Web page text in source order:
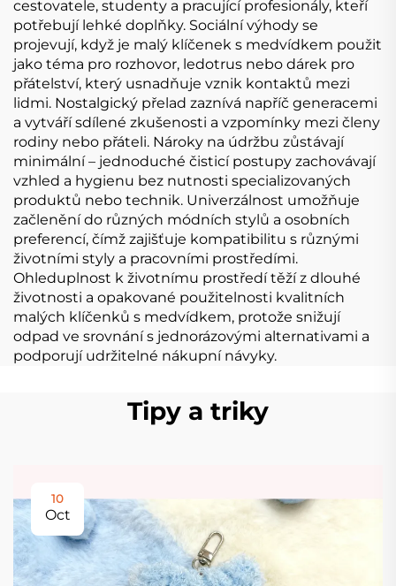
cestovatele, studenty a pracující profesionály, kteří
potřebují lehké doplňky. Sociální výhody se
projevují, když je malý klíčenek s medvídkem použit
jako téma pro rozhovor, ledotrus nebo dárek pro
přátelství, který usnadňuje vznik kontaktů mezi
lidmi. Nostalgický přelad zaznívá napříč generacemi
a vytváří sdílené zkušenosti a vzpomínky mezi členy
rodiny nebo přáteli. Nároky na údržbu zůstávají
minimální – jednoduché čisticí postupy zachovávají
vzhled a hygienu bez nutnosti specializovaných
produktů nebo technik. Univerzálnost umožňuje
začlenění do různých módních stylů a osobních
preferencí, čímž zajišťuje kompatibilitu s různými
životními styly a pracovními prostředími.
Ohleduplnost k životnímu prostředí těží z dlouhé
životnosti a opakované použitelnosti kvalitních
malých klíčenků s medvídkem, protože snižují
odpad ve srovnání s jednorázovými alternativami a
podporují udržitelné nákupní návyky.
Tipy a triky
10
Oct